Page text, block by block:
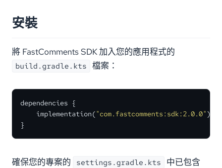
安裝
將 FastComments SDK 加入您的應用程式的
build.gradle.kts 檔案：
dependencies {
    implementation(
"com.fastcomments:sdk:2.0.0")
}
確保您的專案的 settings.gradle.kts
中已包含